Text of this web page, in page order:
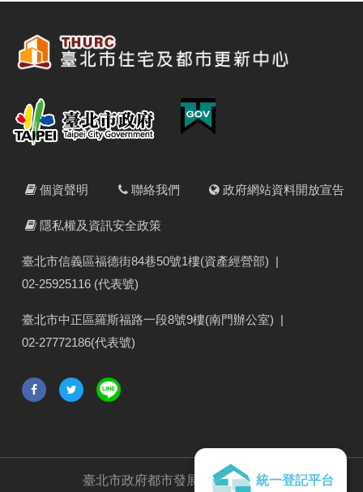
統一登記平台
個資聲明 聯絡我們 政府網站資料開放宣告
隱私權及資訊安全政策
臺北市信義區福德街84巷50號1樓(資產經營部) |
02-25925116 (代表號)
臺北市中正區羅斯福路一段8號9樓(南門辦公室) |
02-27772186(代表號)
臺北市政府都市發展局版權所有 ©